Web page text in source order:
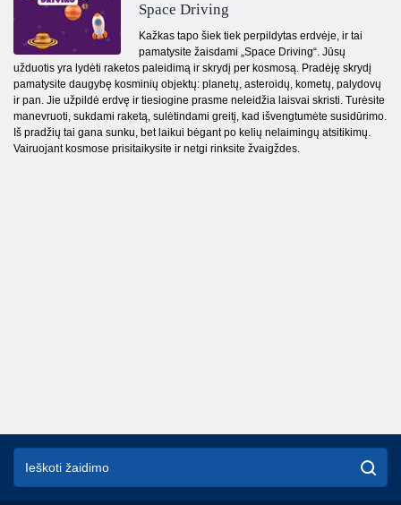
Space Driving
Kažkas tapo šiek tiek perpildytas erdvėje, ir tai
pamatysite žaisdami „Space Driving“. Jūsų
užduotis yra lydėti raketos paleidimą ir skrydį per kosmosą. Pradėję skrydį
pamatysite daugybę kosminių objektų: planetų, asteroidų, kometų, palydovų
ir pan. Jie užpildė erdvę ir tiesiogine prasme neleidžia laisvai skristi. Turėsite
manevruoti, sukdami raketą, sulėtindami greitį, kad išvengtumėte susidūrimo.
Iš pradžių tai gana sunku, bet laikui bėgant po kelių nelaimingų atsitikimų.
Vairuojant kosmose prisitaikysite ir netgi rinksite žvaigždes.